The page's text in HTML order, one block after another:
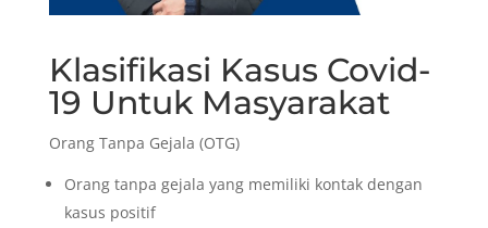
Klasifikasi Kasus Covid-
19 Untuk Masyarakat
Orang Tanpa Gejala (OTG)
Orang tanpa gejala yang memiliki kontak dengan
kasus positif